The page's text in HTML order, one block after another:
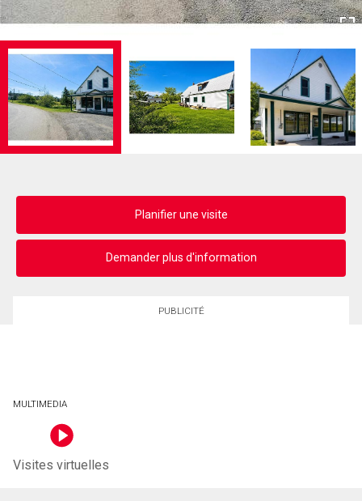
Planifier une visite
Demander plus d'information
PUBLICITÉ
MULTIMEDIA
Visites virtuelles